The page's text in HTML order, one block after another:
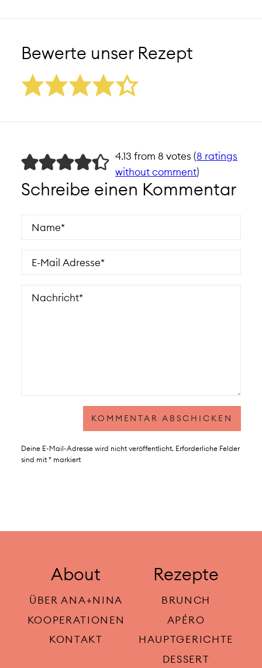
Bewerte unser Rezept
4.13 from 8 votes (8 ratings
without comment)
Schreibe einen Kommentar
Deine E-Mail-Adresse wird nicht veröffentlicht. Erforderliche Felder
sind mit *markiert
About
ÜBER ANA+NINA
KOOPERATIONEN
KONTAKT
Rezepte
BRUNCH
APÉRO
HAUPTGERICHTE
DESSERT